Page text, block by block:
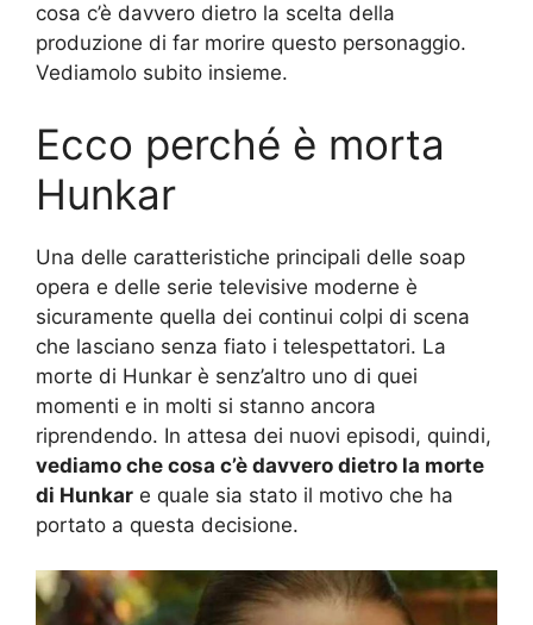
cosa c’è davvero dietro la scelta della
produzione di far morire questo personaggio.
Vediamolo subito insieme.
Ecco perché è morta
Hunkar
Una delle caratteristiche principali delle soap
opera e delle serie televisive moderne è
sicuramente quella dei continui colpi di scena
che lasciano senza fiato i telespettatori. La
morte di Hunkar è senz’altro uno di quei
momenti e in molti si stanno ancora
riprendendo. In attesa dei nuovi episodi, quindi,
vediamo che cosa c’è davvero dietro la morte
di Hunkar e quale sia stato il motivo che ha
portato a questa decisione.